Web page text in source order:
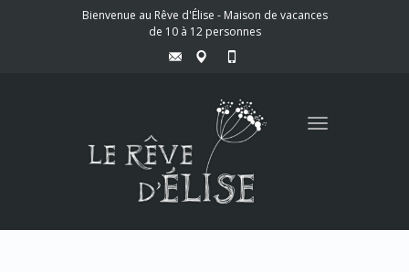
Bienvenue au Rêve d'Élise - Maison de vacances
de 10 à 12 personnes
Toggle